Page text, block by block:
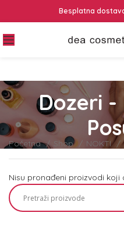
Besplatna
Dozeri -
Početna Shop NOKTI
Nisu pronađeni proizvodi